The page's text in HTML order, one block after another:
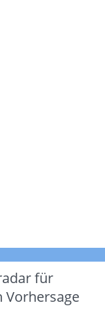
für
Vorhersage